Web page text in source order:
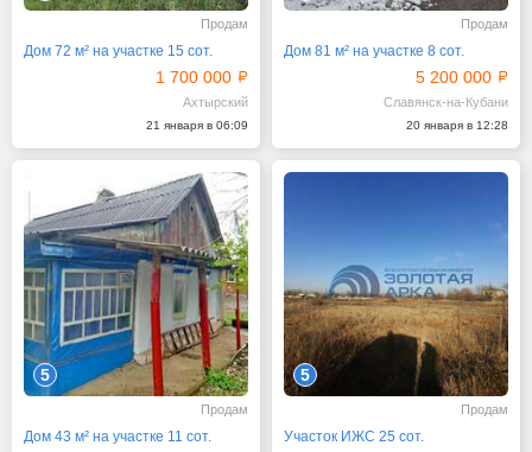
Продам
Дом 72 м² на участке 15 сот.
1 700 000
Ахтырский
21 января в 06:09
Продам
Дом 81 м² на участке 8 сот.
5 200 000
Славянск-на-Кубани
20 января в 12:28
5
Продам
Дом 43 м² на участке 11 сот.
5
Продам
Участок ИЖС 25 сот.